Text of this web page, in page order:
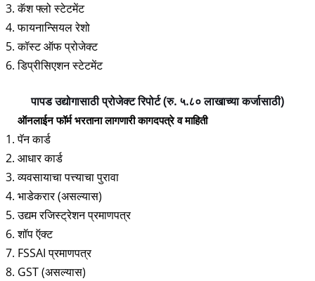
कॅश फ्लो स्टेटमेंट
फायनान्सियल रेशो
कॉस्ट ऑफ प्रोजेक्ट
डिप्रीसिएशन स्टेटमेंट
पापड उद्योगासाठी प्रोजेक्ट रिपोर्ट (रु. ५.८० लाखाच्या कर्जासाठी)
ऑनलाईन फॉर्म भरताना लागणारी कागदपत्रे व माहिती
पॅन कार्ड
आधार कार्ड
व्यवसायाचा पत्त्याचा पुरावा
भाडेकरार (असल्यास)
उद्यम रजिस्ट्रेशन प्रमाणपत्र
शॉप ऍक्ट
FSSAI प्रमाणपत्र
GST (असल्यास)